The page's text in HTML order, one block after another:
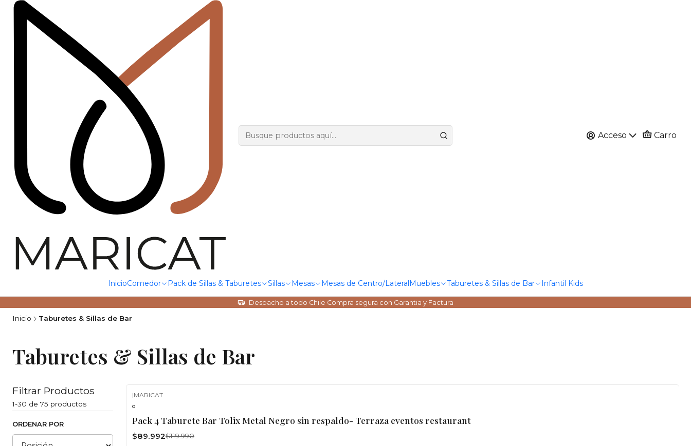
Acceso Carro
InicioComedor Pack de Sillas & Taburetes Sillas Mesas Mesas de Centro/LateralMuebles Taburetes & Sillas de Bar Infantil Kids
Despacho a todo Chile Compra segura con Garantia y Factura
Inicio Taburetes & Sillas de Bar
Taburetes & Sillas de Bar
Filtrar Productos
1-30 de 75 productos
ORDENAR POR
|MARICAT
Pack 4 Taburete Bar Tolix Metal Negro sin respaldo- Terraza eventos restaurant
$89.992$119.990